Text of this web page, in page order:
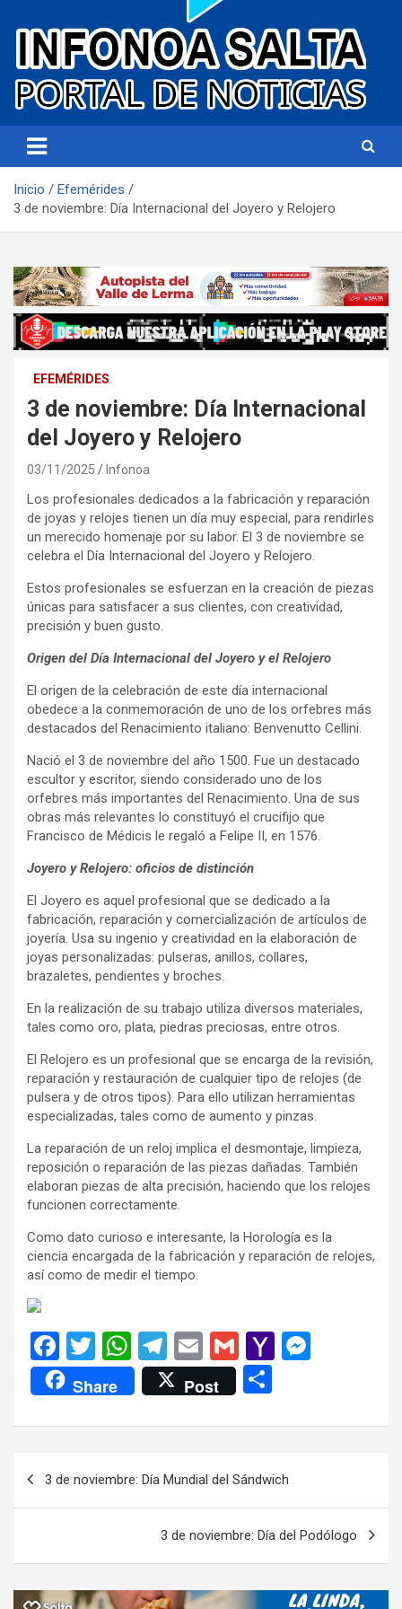
Infonoa Salta
Inicio
Efemérides
3 de noviembre: Día Internacional del Joyero y Relojero
EFEMÉRIDES
3 de noviembre: Día Internacional
del Joyero y Relojero
03/11/2025 Infonoa
Los profesionales dedicados a la fabricación y reparación
de joyas y relojes tienen un día muy especial, para rendirles
un merecido homenaje por su labor. El 3 de noviembre se
celebra el Día Internacional del Joyero y Relojero.
Estos profesionales se esfuerzan en la creación de piezas
únicas para satisfacer a sus clientes, con creatividad,
precisión y buen gusto.
Origen del Día Internacional del Joyero y el Relojero
El origen de la celebración de este día internacional
obedece a la conmemoración de uno de los orfebres más
destacados del Renacimiento italiano: Benvenutto Cellini.
Nació el 3 de noviembre del año 1500. Fue un destacado
escultor y escritor, siendo considerado uno de los
orfebres más importantes del Renacimiento. Una de sus
obras más relevantes lo constituyó el crucifijo que
Francisco de Médicis le regaló a Felipe II, en 1576.
Joyero y Relojero: oficios de distinción
El Joyero es aquel profesional que se dedicado a la
fabricación, reparación y comercialización de artículos de
joyería. Usa su ingenio y creatividad en la elaboración de
joyas personalizadas: pulseras, anillos, collares,
brazaletes, pendientes y broches.
En la realización de su trabajo utiliza diversos materiales,
tales como oro, plata, piedras preciosas, entre otros.
El Relojero es un profesional que se encarga de la revisión,
reparación y restauración de cualquier tipo de relojes (de
pulsera y de otros tipos). Para ello utilizan herramientas
especializadas, tales como de aumento y pinzas.
La reparación de un reloj implica el desmontaje, limpieza,
reposición o reparación de las piezas dañadas. También
elaboran piezas de alta precisión, haciendo que los relojes
funcionen correctamente.
Como dato curioso e interesante, la Horología es la
ciencia encargada de la fabricación y reparación de relojes,
así como de medir el tiempo.
F
a
ce
b
o
k
T
wi
tt
er
W
h
at
s
p
p
T
el
e
gr
m
E
m
ail
G
m
ail
Y
o
M
ail
n
Share Post
m
p
ar
tir
3 de noviembre: Día Mundial del Sándwich
3 de noviembre: Día del Podólogo